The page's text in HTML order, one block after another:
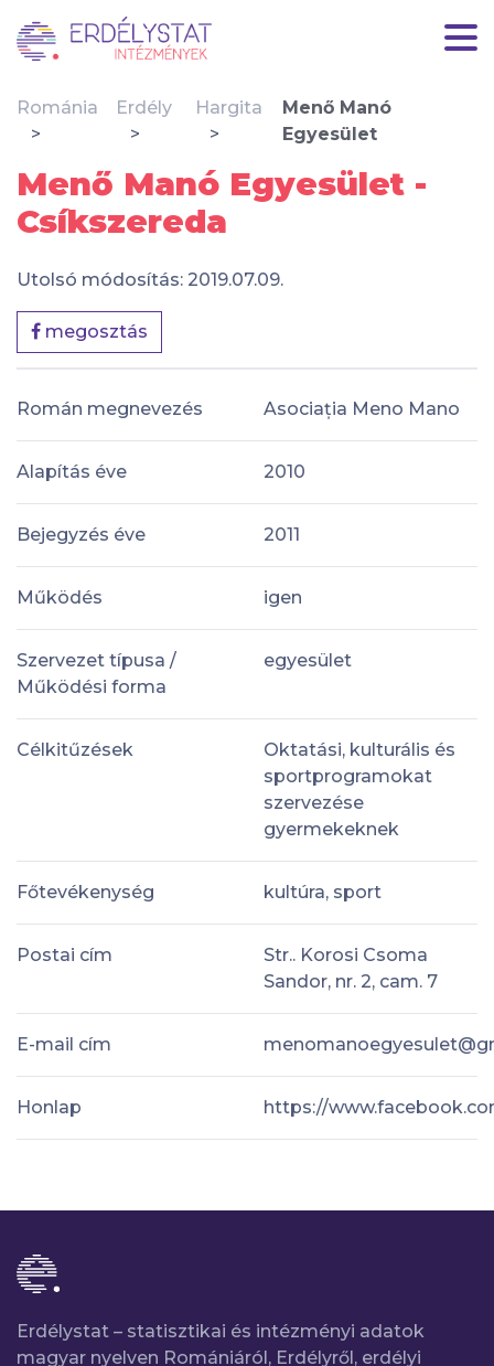
Románia Erdély Hargita
Menő Manó
Egyesület
Menő Manó Egyesület -
Csíkszereda
Utolsó módosítás: 2019.07.09.
megosztás
Román megnevezés Asociația Meno Mano
Alapítás éve 2010
Bejegyzés éve 2011
Működés igen
Szervezet típusa /
Működési forma
egyesület
Célkitűzések
Oktatási, kulturális és
sportprogramokat
szervezése
gyermekeknek
Főtevékenység kultúra, sport
Postai cím
Str.. Korosi Csoma
Sandor, nr. 2, cam. 7
E-mail cím
Honlap https://
Erdélystat – statisztikai és intézményi adatok
magyar nyelven Romániáról, Erdélyről, erdélyi